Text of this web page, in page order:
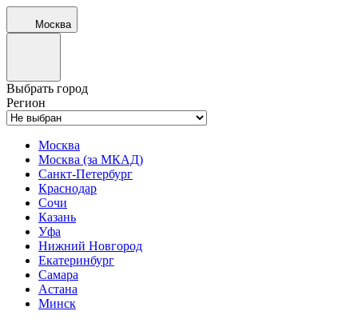
Москва
Выбрать город
Регион
Москва
Москва (за МКАД)
Санкт-Петербург
Краснодар
Сочи
Казань
Уфа
Нижний Новгород
Екатеринбург
Самара
Астана
Минск